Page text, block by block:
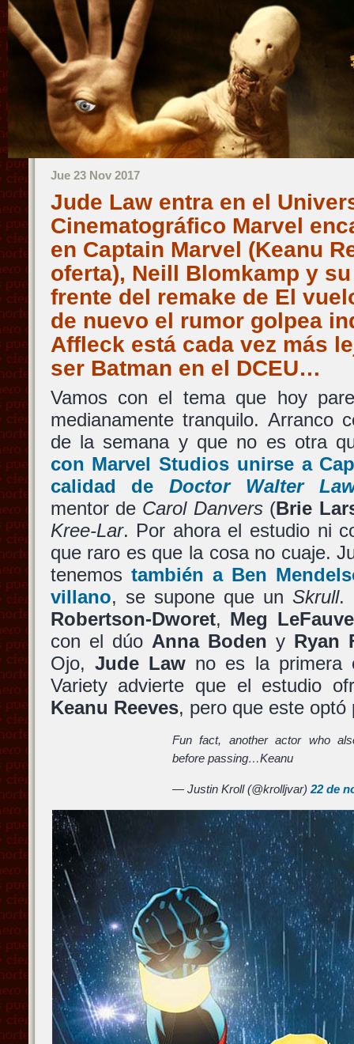
Jue 23 Nov 2017
Jude Law entra en el
Cinematográfico Marvel
en Captain Marvel (Keanu
oferta), Neill Blomkamp y
frente del remake de El
de nuevo el rumor golpea
Affleck está cada vez más
ser Batman en el DCEU…
Vamos con el tema que hoy
medianamente tranquilo. Arranco
de la semana y que no es otra
con Marvel Studios unirse a
calidad deDoctor Walter
mentor de Carol Danvers(Brie
Kree-Lar. Por ahora el estudio ni
que raro es que la cosa no cuaje.
tenemos también a Ben
villano, se supone que unSkrull.
Robertson-Dworet, Meg LeFauve
con el dúo Anna Boden y Ryan
Ojo, Jude Lawno es la primera
Variety advierte que el estudio
Keanu Reeves, pero que este optó
Fun fact, another actor who
before passing…Keanu
— Justin Kroll (@krolljvar)22 de